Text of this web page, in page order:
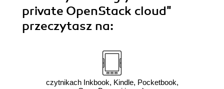
private OpenStack cloud"
przeczytasz na:
czytnikach Inkbook, Kindle, Pocketbook,